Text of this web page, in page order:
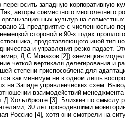
западную корпоративную
авторы совместного многолетнего
культур на
21 предприятие с численностью
стороной в 90-х годах
представляющего иной тип
и управления резко падает.
Д.С.Монахов [2]) «немецкая
четкой вертикали делегирования и
степени приспособлена для
как минимум не в одном лишь
на Западе управленческих схем.
взаимодействий менеджмента
[3]. Близкие по смыслу
30 лет проводившими
Россию [4], хотя они смотрели на